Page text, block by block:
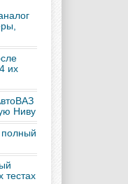
их
Ниву
тестах